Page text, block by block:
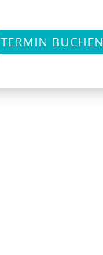
TERMIN BUCHEN